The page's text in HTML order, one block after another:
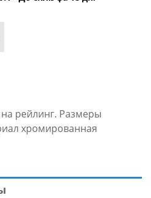
рейлинг. Размеры
хромированная